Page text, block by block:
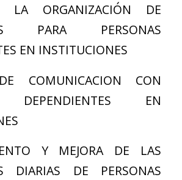
LA ORGANIZACIÓN DE
PARA PERSONAS
EN INSTITUCIONES
COMUNICACION CON
DEPENDIENTES EN
Y MEJORA DE LAS
DIARIAS DE PERSONAS